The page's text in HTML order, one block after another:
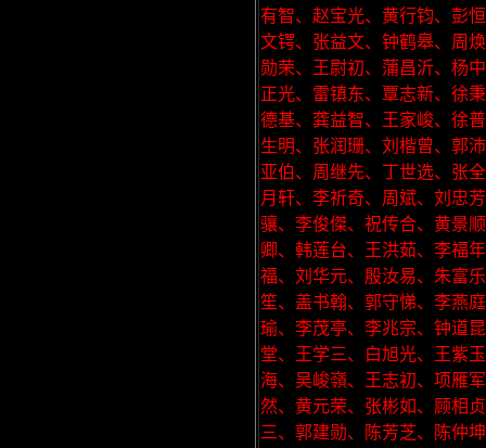
有智、赵宝光、黄行钧、彭
文锷、张益文、钟鹤皋、周
勋荣、王尉初、蒲昌沂、杨
正光、雷镇东、覃志新、徐
德基、龚益智、王家峻、徐
生明、张润珊、刘楷曾、郭
亚伯、周继先、丁世选、张
月轩、李祈奇、周斌、刘忠
骧、李俊傑、祝传合、黄景
卿、韩莲台、王洪茹、李福
福、刘华元、殷汝易、朱富
笙、盖书翰、郭守悌、李燕
瑜、李茂亭、李兆宗、钟道
堂、王学三、白旭光、王紫
海、吴峻嶺、王志初、项雁
然、黄元荣、张彬如、顾相
三、郭建勋、陈芳芝、陈仲